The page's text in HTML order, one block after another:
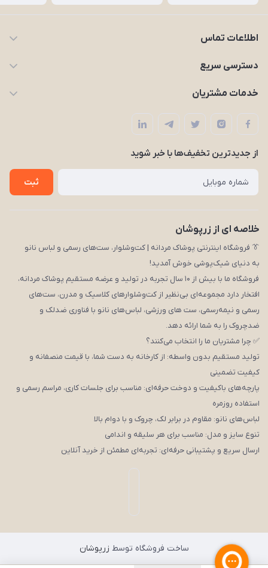
اطلاعات تماس
09203227926
دسترسی سریع
حساب کاربری
لیست محصولات
درباره ما
تماس با ما
خدمات مشتریان
قوانین و مقررات
حریم خصوصی
راهنما
از جدید‌ترین تخفیف‌ها با‌ خبر شوید
ثبت
خلاصه ای از زرپوشان
👔 فروشگاه اینترنتی پوشاک مردانه | کت‌وشلوار، ست‌های رسمی و لباس نانو
به دنیای شیک‌پوشی خوش آمدید!
فروشگاه ما با بیش از ۱۰ سال تجربه در تولید و عرضه مستقیم پوشاک مردانه،
افتخار دارد مجموعه‌ای بی‌نظیر از کت‌وشلوارهای کلاسیک و مدرن، ست‌های
رسمی و نیمه‌رسمی، ست های ورزشی، لباس‌های نانو با فناوری ضدلک و
ضدچروک را به شما ارائه دهد.
✅ چرا مشتریان ما را انتخاب می‌کنند؟
تولید مستقیم بدون واسطه: از کارخانه به دست شما، با قیمت منصفانه و
کیفیت تضمینی
پارچه‌های باکیفیت و دوخت حرفه‌ای: مناسب برای جلسات کاری، مراسم رسمی و
استفاده روزمره
لباس‌های نانو: مقاوم در برابر لک، چروک و با دوام بالا
تنوع سایز و مدل: مناسب برای هر سلیقه و اندامی
ارسال سریع و پشتیبانی حرفه‌ای: تجربه‌ای مطمئن از خرید آنلاین
ساخت فروشگاه توسط زرپوشان